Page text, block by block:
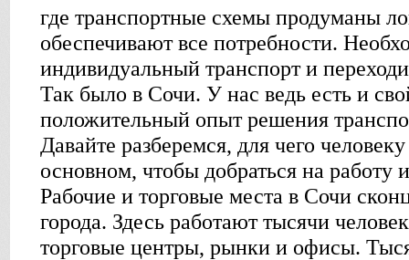
где транспортные схемы продуманы
обеспечивают все потребности.
индивидуальный транспорт и
Так было в Сочи. У нас ведь есть и
положительный опыт решения
Давайте разберемся, для чего
основном, чтобы добраться на работу
Рабочие и торговые места в Сочи
города. Здесь работают тысячи
торговые центры, рынки и офисы.